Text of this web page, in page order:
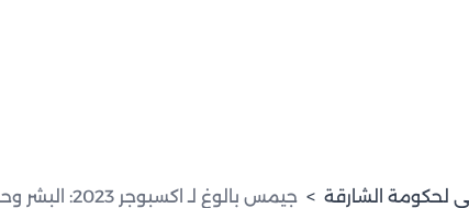
لحكومة الشارقة > جيمس بالوغ لـ اكسبوجر 2023: البشر وحدهم قادرون على إعادة التوازن إلى العالم